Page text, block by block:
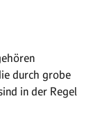
durch grobe
in der Regel